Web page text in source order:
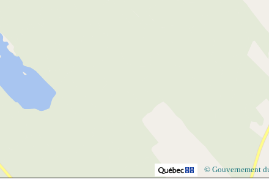
© Gouvernement